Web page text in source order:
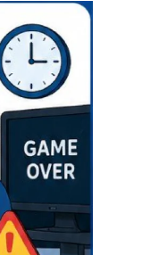
ملفات خاصة
ملتيميديا
كتابات وحوارات